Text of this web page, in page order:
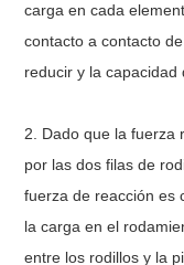
carga en cada
contacto a contacto
reducir y la capacidad
2. Dado que la fuerza
por las dos filas de
fuerza de reacción es
la carga en el
entre los rodillos y la